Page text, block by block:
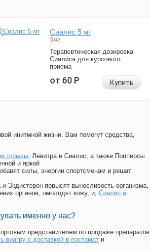
Сиалис 5 мг
5мг
Терапевтическая дозировка
Сиалиса для курсового
приема
от 60Р Купить
инитмной жизни. Вам помогут средства,
отзывы, Левитра и Сиалис, а также Попперсы
и яркой
силы, энергии спортсменам и решат
Экдистерон повысят выносливость организма,
органов, омолодят кожу, и, Сиалис и
именно у нас?
представителем по продаже препаратов
виагру с доставкой в постамат и